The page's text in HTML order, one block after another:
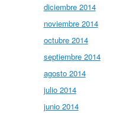
diciembre 2014
noviembre 2014
octubre 2014
septiembre 2014
agosto 2014
julio 2014
junio 2014